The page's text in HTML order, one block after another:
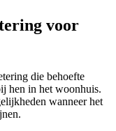
voor
die behoefte
hen in het woonhuis.
wanneer het